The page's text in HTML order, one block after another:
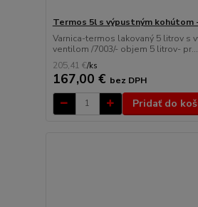
Termos 5l s výpustným kohútom
Varnica-termos lakovaný 5 litrov s
ventilom /7003/- objem 5 litrov- pr...
205,41 €/ks
167,00 € bez DPH
Pridať do